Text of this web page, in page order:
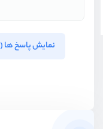
نمایش پاسخ ها (4)